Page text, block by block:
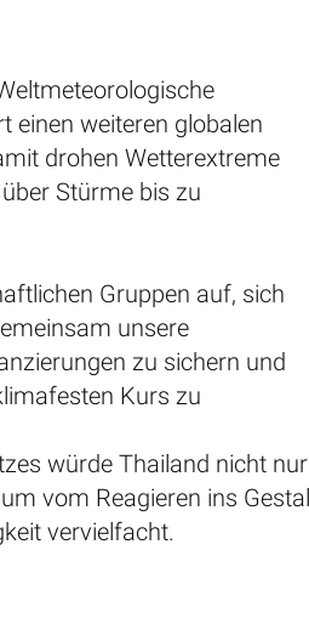
einen weiteren globalen
drohen Wetterextreme
Stürme bis zu
Gruppen auf, sich
unsere
zu sichern und
Kurs zu
würde Thailand nicht
vom Reagieren ins
vervielfacht.